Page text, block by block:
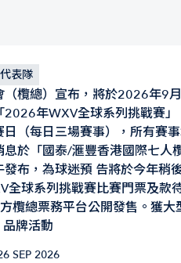
表隊
（欖總）宣布，將於2026年9
2026年WXV全球系列挑戰賽
（每日三場賽事），所有賽
息於「國泰/滙豐香港國際七人
布，為球迷預 告將於今年稍
全球系列挑戰賽比賽門票及款
欖總票務平台公開發售。獲大
牌活動
SEP 2026